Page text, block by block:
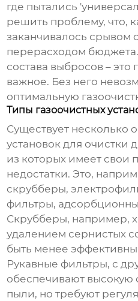
где пытались
решить проблему, что,
заканчивалось срывом
перерасходом
состава выбросов – это
важное. Без него
оптимальную
Типы газоочистных
Существует несколько
установок для очистки
из которых имеет свои
недостатки. Это,
скрубберы,
фильтры,
Скрубберы, например,
удалением сернистых
быть менее
Рукавные фильтры, с
обеспечивают высокую
пыли, но требуют